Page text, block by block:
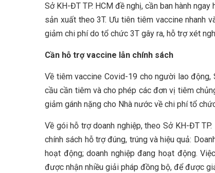
Sở KH-ĐT TP. HCM đề nghị, cần ban hành
sản xuất theo 3T. Ưu tiên tiêm vaccine nhanh
giảm chi phí do tổ chức 3T gây ra, hỗ trợ xét
Cần hỗ trợ vaccine lẫn chính sách
Về tiêm vaccine Covid-19 cho người lao động,
cầu cần tiêm và cho phép các đơn vị tiêm
giảm gánh nặng cho Nhà nước về chi phí tổ
Về gói hỗ trợ doanh nghiệp, theo Sở KH-ĐT
chính sách hỗ trợ đúng, trúng và hiệu quả:
hoạt động; doanh nghiệp đang hoạt động.
được nhận nhiều giải pháp đồng bộ, để được